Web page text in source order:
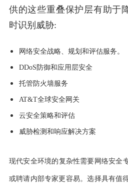
供的这些重叠保护层有助于
时识别威胁:
网络安全战略、规划和评估服务。
DDoS防御和应用层安全
托管防火墙服务
AT&T全球安全网关
云安全策略和评估
威胁检测和响应解决方案
现代安全环境的复杂性需要网络安
或聘请内部专家更容易。选择具有值